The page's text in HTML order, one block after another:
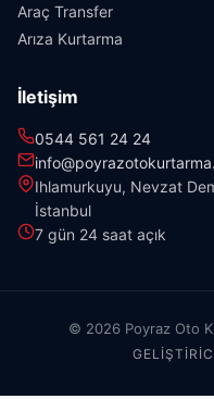
Araç Transfer
Arıza Kurtarma
İletişim
0544 561 24 24
Ihlamurkuyu, Nevzat
İstanbul
7 gün 24 saat açık
© 2026 Poyraz Oto